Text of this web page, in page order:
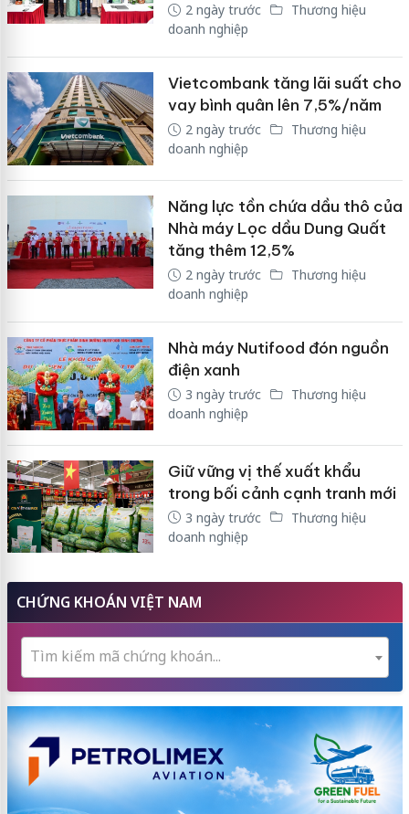
2 ngày trước
Thương hiệu
doanh nghiệp
Vietcombank tăng lãi suất cho
vay bình quân lên 7,5%/năm
2 ngày trước
Thương hiệu
doanh nghiệp
Năng lực tồn chứa dầu thô của
Nhà máy Lọc dầu Dung Quất
tăng thêm 12,5%
2 ngày trước
Thương hiệu
doanh nghiệp
Nhà máy Nutifood đón nguồn
điện xanh
3 ngày trước
Thương hiệu
doanh nghiệp
Giữ vững vị thế xuất khẩu
trong bối cảnh cạnh tranh mới
3 ngày trước
Thương hiệu
doanh nghiệp
CHỨNG KHOÁN VIỆT NAM
Tìm kiếm mã chứng khoán...